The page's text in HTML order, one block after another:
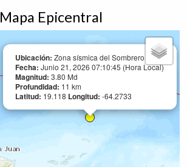
Mapa Epicentral
Ubicación: Zona sísmica del Sombrero
Fecha: Junio 21, 2026 07:10:45 (Hora Local)
Magnitud: 3.80 Md
Profundidad: 11 km
Latitud: 19.118 Longitud: -64.2733